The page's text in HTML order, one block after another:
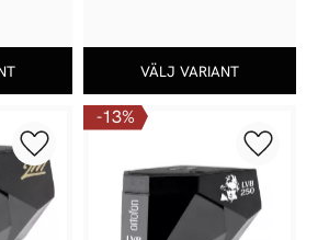
Lägg till i favoriter
13%
Lägg till